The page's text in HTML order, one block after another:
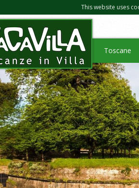
This website uses
Toscane